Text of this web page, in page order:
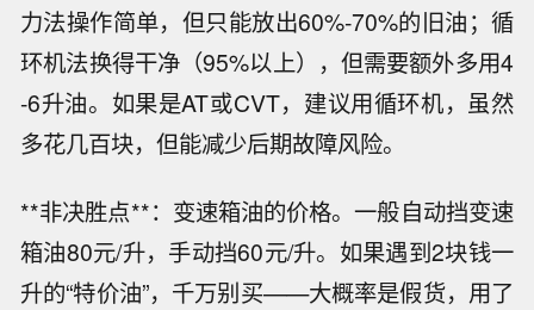
力法操作简单，但只能放出60%-70%的旧油；循
环机法换得干净（95%以上），但需要额外多用4
-6升油。如果是AT或CVT，建议用循环机，虽然
多花几百块，但能减少后期故障风险。
**非决胜点**：变速箱油的价格。一般自动挡变速
箱油80元/升，手动挡60元/升。如果遇到2块钱一
升的“特价油”，千万别买——大概率是假货，用了